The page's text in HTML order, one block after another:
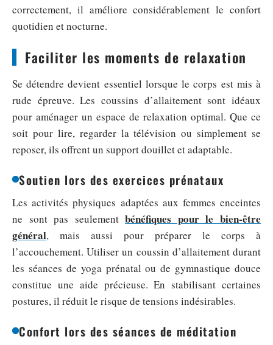
correctement, il améliore considérablement le confort
quotidien et nocturne.
Faciliter les moments de relaxation
Se détendre devient essentiel lorsque le corps est mis à
rude épreuve. Les coussins d’allaitement sont idéaux
pour aménager un espace de relaxation optimal. Que ce
soit pour lire, regarder la télévision ou simplement se
reposer, ils offrent un support douillet et adaptable.
Soutien lors des exercices prénataux
Les activités physiques adaptées aux femmes enceintes
ne sont pas seulementbénéfiques pour le bien-être
général, mais aussi pour préparer le corps à
l’accouchement. Utiliser un coussin d’allaitement durant
les séances de yoga prénatal ou de gymnastique douce
constitue une aide précieuse. En stabilisant certaines
postures, il réduit le risque de tensions indésirables.
Confort lors des séances de méditation